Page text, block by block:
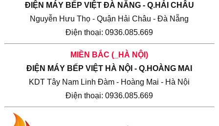
ĐIỆN MÁY BẾP VIỆT ĐÀ NĂNG - Q.HẢI CHÂU
Nguyễn Hưu Thọ - Quận Hải Châu - Đà Nẵng
Điện thoại: 0936.085.669
MIỀN BẮC (_HÀ NỘI)
ĐIỆN MÁY BẾP VIỆT HÀ NỘI - Q.HOÀNG MAI
KDT Tây Nam Linh Đàm - Hoàng Mai - Hà Nội
Điện thoại: 0936.085.669